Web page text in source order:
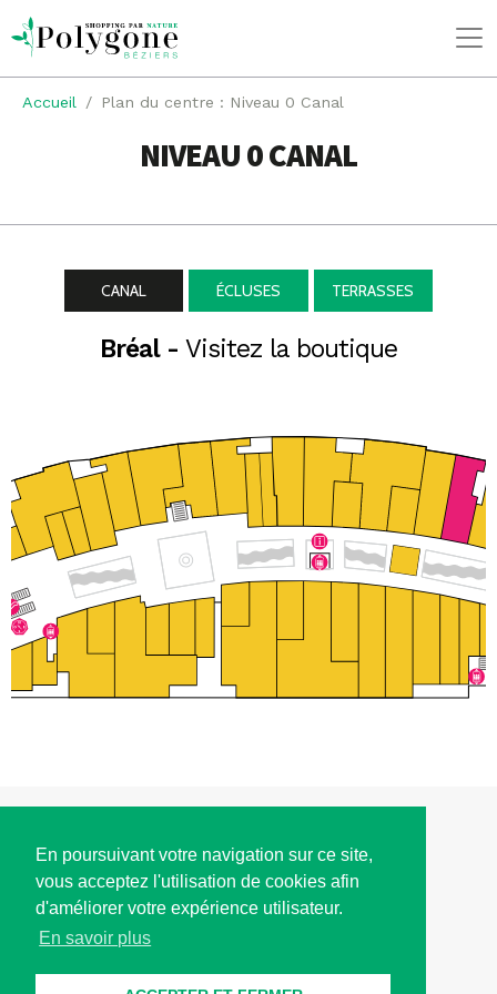
En poursuivant votre navigation sur ce site,
vous acceptez l'utilisation de cookies afin
d'améliorer votre expérience utilisateur.
En savoir plus
Accueil Plan du centre : Niveau 0 Canal
NIVEAU 0 CANAL
CANAL ÉCLUSES TERRASSES
Bréal - Visitez la boutique
ACCÈS
HORAIRES D'OUVERTURE